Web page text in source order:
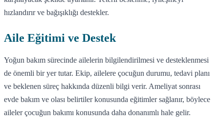
hızlandırır ve bağışıklığı destekler.
Aile Eğitimi ve Destek
Yoğun bakım sürecinde ailelerin bilgilendirilmesi ve desteklenmesi
de önemli bir yer tutar. Ekip, ailelere çocuğun durumu, tedavi planı
ve beklenen süreç hakkında düzenli bilgi verir. Ameliyat sonrası
evde bakım ve olası belirtiler konusunda eğitimler sağlanır, böylece
aileler çocuğun bakımı konusunda daha donanımlı hale gelir.